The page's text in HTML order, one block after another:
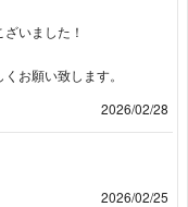
いました！
お願い致します。
2026/02/28
2026/02/25